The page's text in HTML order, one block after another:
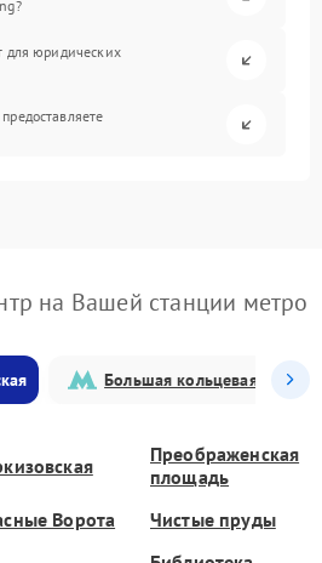
для юридических
на Вашей станции метро
Большая кольцевая
Преображенская
площадь
Ворота Чистые пруды